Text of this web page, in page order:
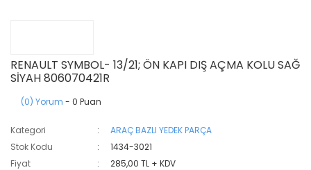
RENAULT SYMBOL- 13/21; ÖN KAPI DIŞ AÇMA KOLU SAĞ
SİYAH 806070421R
(0) Yorum - 0 Puan
Kategori
ARAÇ BAZLI YEDEK PARÇA
Stok Kodu
1434-3021
Fiyat
285,00 TL + KDV